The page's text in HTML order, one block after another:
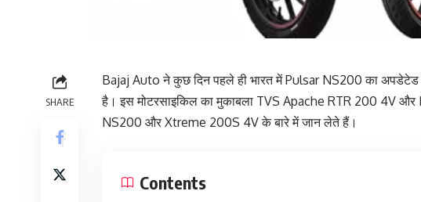
SHARE
Bajaj Auto ने कुछ दिन पहले ही भारत में Pulsar NS200 का अपडेटेड
है। इस मोटरसाइकिल का मुकाबला TVS Apache RTR 200 4V
NS200 और Xtreme 200S 4V के बारे में जान लेते हैं।
Contents